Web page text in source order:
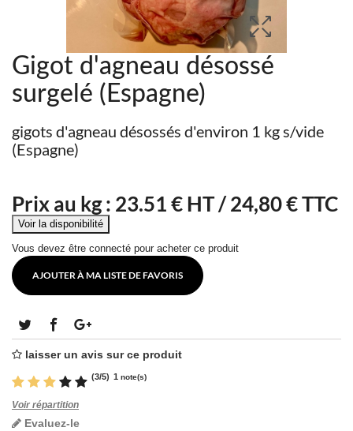
Gigot d'agneau désossé
surgelé (Espagne)
gigots d'agneau désossés d'environ 1 kg s/vide
(Espagne)
Prix au kg : 23.51€ HT /24,80 € TTC
Vous devez être connecté pour acheter ce produit
AJOUTER À MA LISTE DE FAVORIS
laisser un avis sur ce produit
(3/5) 1 note(s)
Voir répartition
Evaluez-le